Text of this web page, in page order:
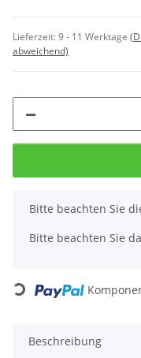
Lieferzeit:9 - 11 Werktage
abweichend)
x
Bitte beachten Sie
Bitte beachten Sie
Loading...
Beschreibung